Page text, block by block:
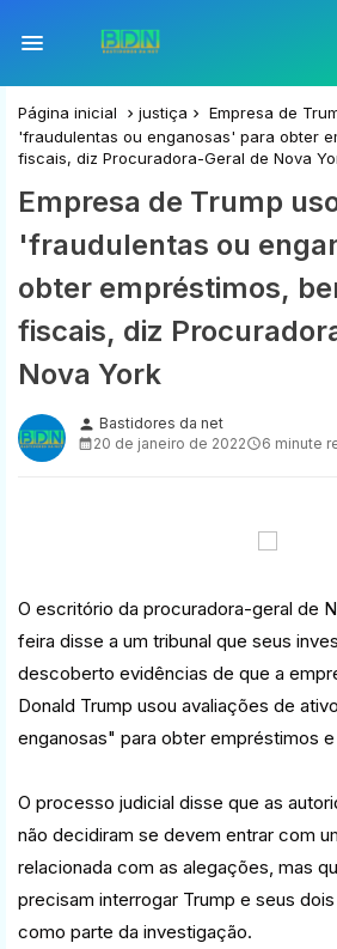
Página inicial justiça
Empresa de
'fraudulentas ou enganosas' para obter
fiscais, diz Procuradora-Geral de Nova
Empresa de Trump
'fraudulentas ou
obter empréstimos,
fiscais, diz
Nova York
person Bastidores da net
20 de janeiro de 2022
6 minute
O escritório da procuradora-geral de
feira disse a um tribunal que seus
descoberto evidências de que a
Donald Trump usou avaliações de
enganosas" para obter empréstimos
O processo judicial disse que as
não decidiram se devem entrar com
relacionada com as alegações, mas
precisam interrogar Trump e seus
como parte da investigação.